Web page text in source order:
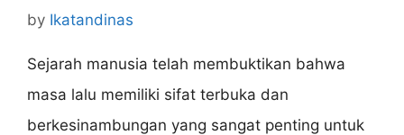
by Ikatandinas
Sejarah manusia telah membuktikan bahwa
masa lalu memiliki sifat terbuka dan
berkesinambungan yang sangat penting untuk